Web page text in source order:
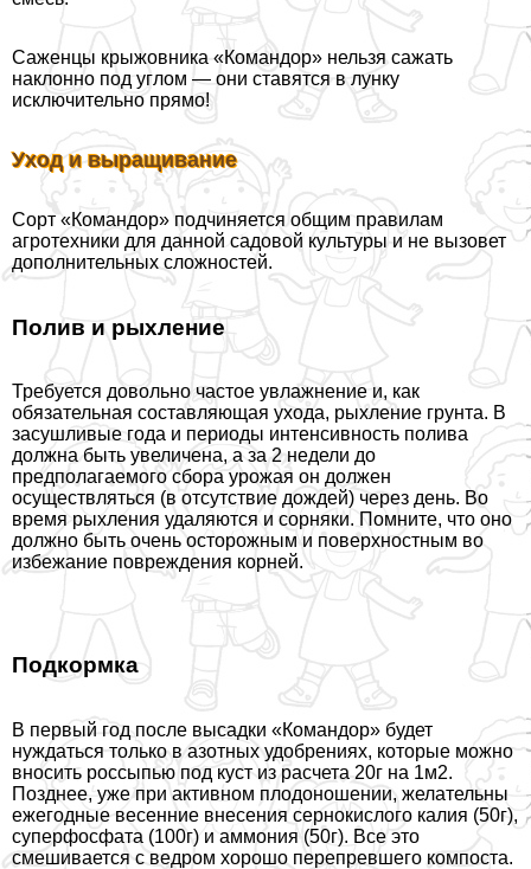
Саженцы крыжовника «Комaндор» нельзя сажать
наклонно под углом — они ставятся в лунку
исключительно прямо!
Уход и выращивание
Сорт «Комaндор» подчиняется общим правилам
агротехники для данной садовой культуры и не вызовет
дополнительных сложностей.
Полив и рыхление
Требуется довольно частое увлажнение и, как
обязательная составляющая ухода, рыхление грунта. В
засушливые года и периоды интенсивность полива
должна быть увеличена, а за 2 недели до
предполагаемого сбора урожая он должен
осуществляться (в отсутствие дождей) через день. Во
время рыхления удаляются и сорняки. Помните, что оно
должно быть очень осторожным и поверхностным во
избежание повреждения корней.
Подкормка
В первый год после высадки «Комaндор» будет
нуждаться только в азотных удобрениях, которые можно
вносить россыпью под куст из расчета 20г на 1м2.
Позднее, уже при активном плодоношении, желательны
ежегодные весенние внесения сернокислого калия (50г),
суперфосфата (100г) и аммония (50г). Все это
смешивается с ведром хорошо перепревшего компоста.